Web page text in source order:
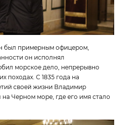
был примерным офицером,
он исполнял
морское дело, непрерывно
походах. С 1835 года на
своей жизни Владимир
Черном море, где его имя стало